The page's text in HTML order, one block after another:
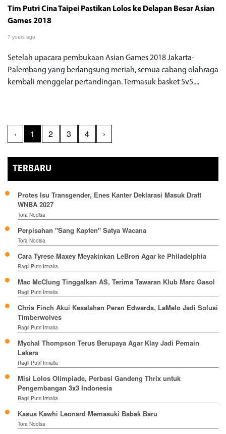
Tim Putri Cina Taipei Pastikan Lolos ke Delapan Besar Asian
Games 2018
7 years ago
Setelah upacara pembukaan Asian Games 2018 Jakarta-
Palembang yang berlangsung meriah, semua cabang olahraga
kembali menggelar pertandingan. Termasuk basket 5v5....
‹ 1 2 3 4 ›
TERBARU
Protes Isu Transgender, Enes Kanter Deklarasi Masuk Draft
WNBA 2027
Tora Nodisa
Perpisahan "Sang Kapten" Satya Wacana
Tora Nodisa
Cara Tyrese Maxey Meyakinkan LeBron Agar ke Philadelphia
Ragil Putri Irmalia
Mac McClung Tinggalkan AS, Terima Tawaran Klub Marc Gasol
Ragil Putri Irmalia
Chris Finch Akui Kesalahan Peran Edwards, LaMelo Jadi Solusi
Timberwolves
Ragil Putri Irmalia
Mychal Thompson Terus Berupaya Agar Klay Jadi Pemain
Lakers
Ragil Putri Irmalia
Misi Lolos Olimpiade, Perbasi Gandeng Thrix untuk
Pengembangan 3x3 Indonesia
Ragil Putri Irmalia
Kasus Kawhi Leonard Memasuki Babak Baru
Tora Nodisa